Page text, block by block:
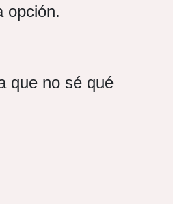
opción.
que no sé qué